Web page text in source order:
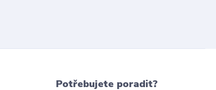
Potřebujete poradit?